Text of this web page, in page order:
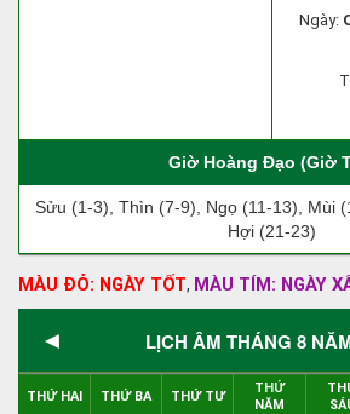
Ngày:
Giờ Hoàng Đạo (Giờ
Sửu (1-3), Thìn (7-9), Ngọ (11-13), Mùi
Hợi (21-23)
MÀU ĐỎ: NGÀY TỐT, MÀU TÍM: NGÀY
◄ LỊCH ÂM THÁNG 8
THỨ HAI THỨ BA THỨ TƯ
THỨ
NĂM